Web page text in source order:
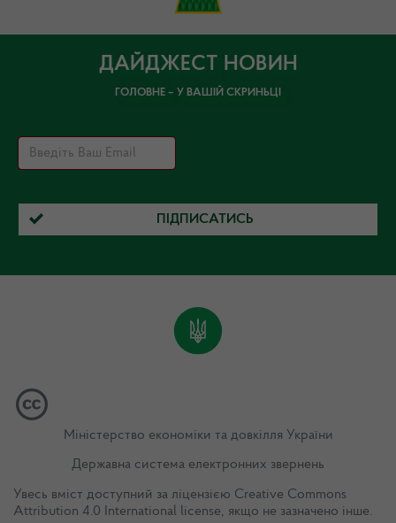
ДАЙДЖЕСТ НОВИН
ГОЛОВНЕ – У ВАШІЙ СКРИНЬЦІ
ПІДПИСАТИСЬ
Міністерство економіки та довкілля України
Державна система електронних звернень
Увесь вміст доступний за ліцензією Creative Commons
Attribution 4.0 International license, якщо не зазначено інше.